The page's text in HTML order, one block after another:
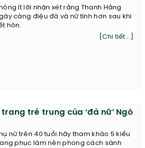
ít lời nhận xét rằng Thanh Hằng
càng điệu đà và nữ tính hơn sau khi
hôn.
[Chi tiết...]
trẻ trung của ‘đả nữ’ Ngô
nữ trên 40 tuổi hãy tham khảo 5 kiểu
phục làm nên phong cách sành